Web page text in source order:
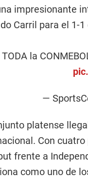
impresionante
Carril para el 1-1
la
—
platense
Con
frente a
como uno de